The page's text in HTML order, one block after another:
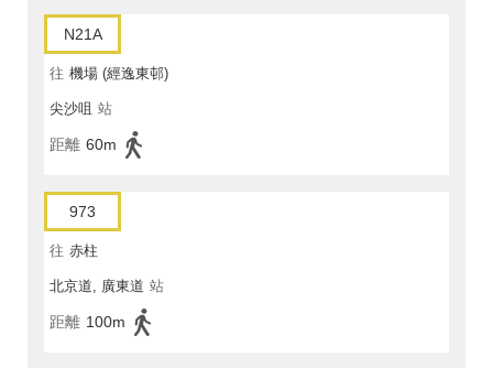
N21A
往 機場 (經逸東邨)
尖沙咀 站
距離 60m
973
往 赤柱
北京道, 廣東道 站
距離 100m